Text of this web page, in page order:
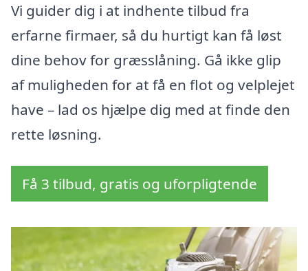
Vi guider dig i at indhente tilbud fra
erfarne firmaer, så du hurtigt kan få løst
dine behov for græsslåning. Gå ikke glip
af muligheden for at få en flot og velplejet
have – lad os hjælpe dig med at finde den
rette løsning.
Få 3 tilbud, gratis og uforpligtende